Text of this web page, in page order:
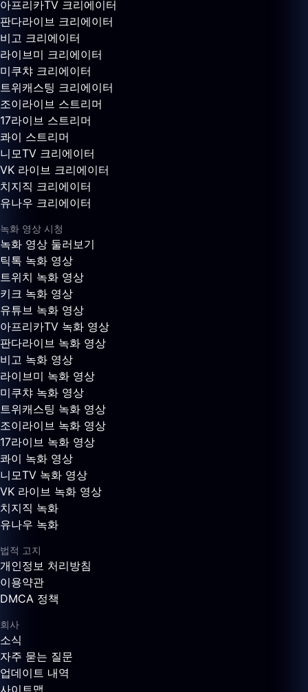
아프리카TV 크리에이터
판다라이브 크리에이터
비고 크리에이터
라이브미 크리에이터
미쿠챠 크리에이터
트위캐스팅 크리에이터
조이라이브 스트리머
17라이브 스트리머
콰이 스트리머
니모TV 크리에이터
VK 라이브 크리에이터
치지직 크리에이터
유나우 크리에이터
녹화 영상 시청
녹화 영상 둘러보기
틱톡 녹화 영상
트위치 녹화 영상
키크 녹화 영상
유튜브 녹화 영상
아프리카TV 녹화 영상
판다라이브 녹화 영상
비고 녹화 영상
라이브미 녹화 영상
미쿠챠 녹화 영상
트위캐스팅 녹화 영상
조이라이브 녹화 영상
17라이브 녹화 영상
콰이 녹화 영상
니모TV 녹화 영상
VK 라이브 녹화 영상
치지직 녹화
유나우 녹화
법적 고지
개인정보 처리방침
이용약관
DMCA 정책
회사
소식
자주 묻는 질문
업데이트 내역